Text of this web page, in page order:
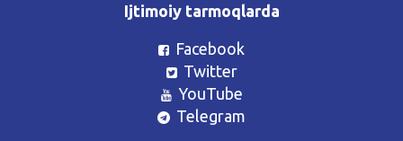
Ijtimoiy tarmoqlarda
Facebook
Twitter
YouTube
Telegram